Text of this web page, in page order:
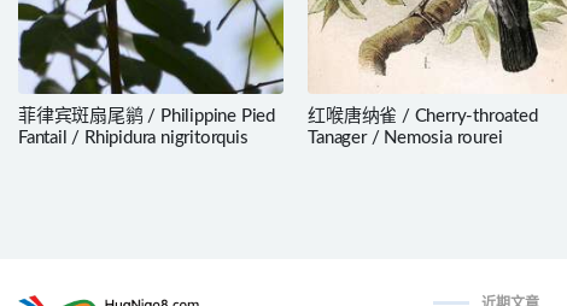
菲律宾斑扇尾鹟 / Philippine Pied
Fantail / Rhipidura nigritorquis
红喉唐纳雀 / Cherry-throated
Tanager / Nemosia rourei